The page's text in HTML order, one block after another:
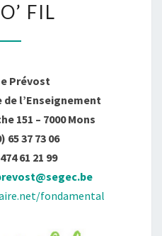
FIL
FIL
Prévost
de l’Enseignement
151 – 7000 Mons
65 37 73 06
61 21 99
fondamental